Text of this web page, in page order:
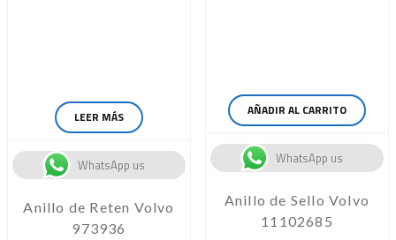
LEER MÁS
WhatsApp us
Anillo de Reten Volvo
973936
AÑADIR AL CARRITO
WhatsApp us
Anillo de Sello Volvo
11102685